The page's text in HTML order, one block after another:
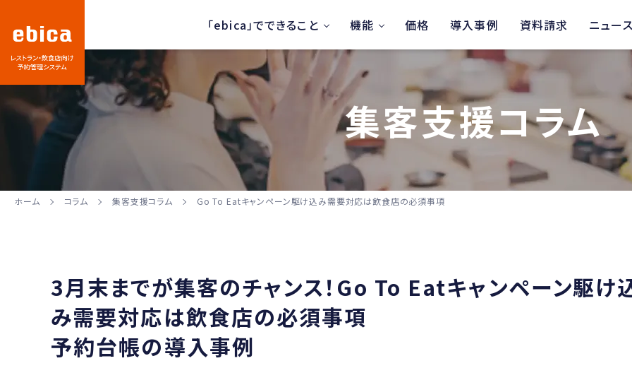
「ebica」でできること 機能 価格 導入事例 資料請求 ニュー
集客支援コラム
ホーム コラム 集客支援コラム Go To Eatキャンペーン駆け込み需要対応は飲食店の必須事項
3月末までが集客のチャンス！Go To Eatキャンペーン駆け
み需要対応は飲食店の必須事項
予約台帳の導入事例